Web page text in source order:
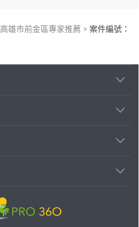
高雄市前金區專家推薦 > 案件編號：